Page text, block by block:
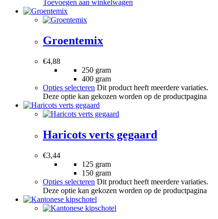
Toevoegen aan winkelwagen
Groentemix
€4,88
250 gram
400 gram
Opties selecteren Dit product heeft meerdere variaties.
Deze optie kan gekozen worden op de productpagina
Haricots verts gegaard
€3,44
125 gram
150 gram
Opties selecteren Dit product heeft meerdere variaties.
Deze optie kan gekozen worden op de productpagina